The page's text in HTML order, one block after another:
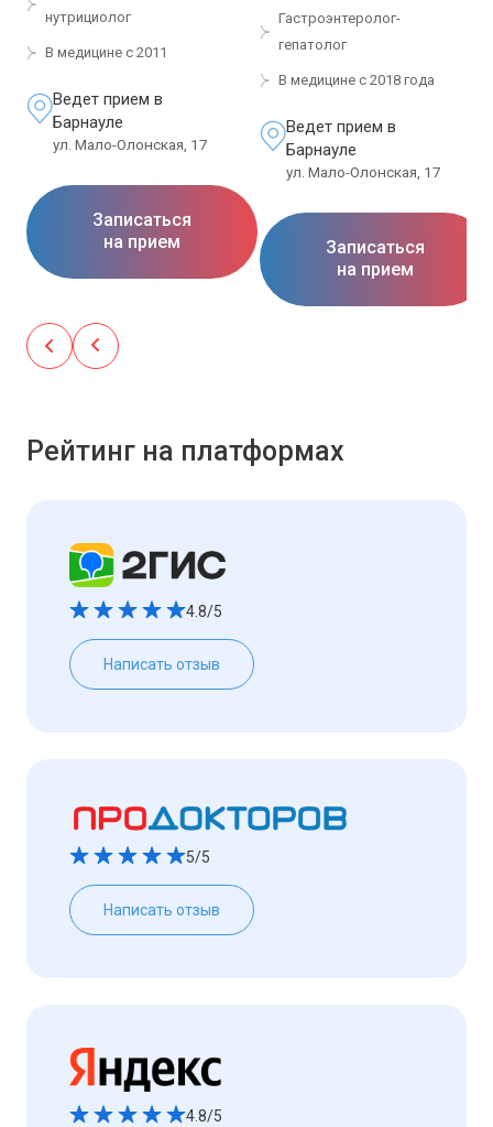
нутрициолог
В медицине с 2011
Ведет прием в
Барнауле
ул. Мало-Олонская, 17
Записаться
на прием
Гастроэнтеролог-
гепатолог
В медицине с 2018 года
Ведет прием в
Барнауле
ул. Мало-Олонская, 17
Записаться
на прием
Рейтинг на платформах
4.8/5
Написать отзыв
5/5
Написать отзыв
4.8/5